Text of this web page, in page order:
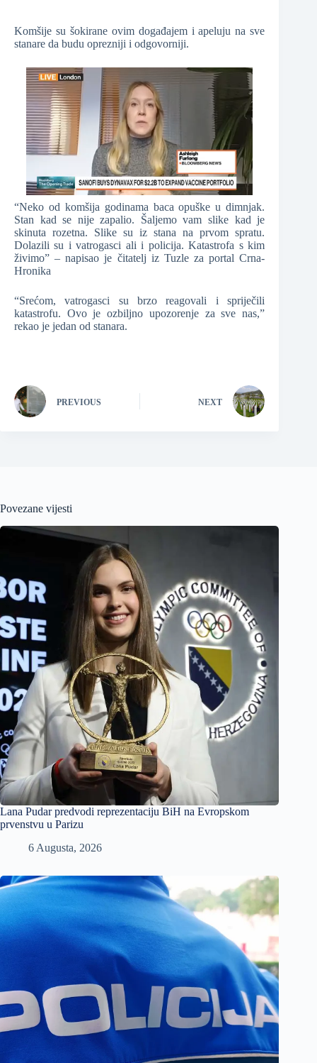
Komšije su šokirane ovim događajem i apeluju na sve
stanare da budu oprezniji i odgovorniji.
“Neko od komšija godinama baca opuške u dimnjak.
Stan kad se nije zapalio. Šaljemo vam slike kad je
skinuta rozetna. Slike su iz stana na prvom spratu.
Dolazili su i vatrogasci ali i policija. Katastrofa s kim
živimo” – napisao je čitatelj iz Tuzle za portal Crna-
Hronika
“Srećom, vatrogasci su brzo reagovali i spriječili
katastrofu. Ovo je ozbiljno upozorenje za sve nas,”
rekao je jedan od stanara.
PREVIOUS NEXT
Povezane vijesti
Lana Pudar predvodi reprezentaciju BiH na Evropskom
prvenstvu u Parizu
6 Augusta, 2026